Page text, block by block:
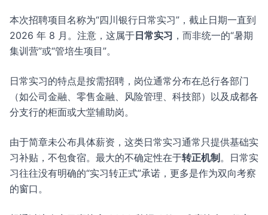
本次招聘项目名称为“四川银行日常实习”，截止日期一直到
2026 年 8 月。注意，这属于日常实习 ，而非统一的“暑期
集训营”或“管培生项目”。
日常实习的特点是按需招聘，岗位通常分布在总行各部门
（如公司金融、零售金融、风险管理、科技部）以及成都各
分支行的柜面或大堂辅助岗。
由于简章未公布具体薪资，这类日常实习通常只提供基础实
习补贴，不包食宿。最大的不确定性在于转正机制 。日常实
习往往没有明确的“实习转正式”承诺，更多是作为双向考察
的窗口。